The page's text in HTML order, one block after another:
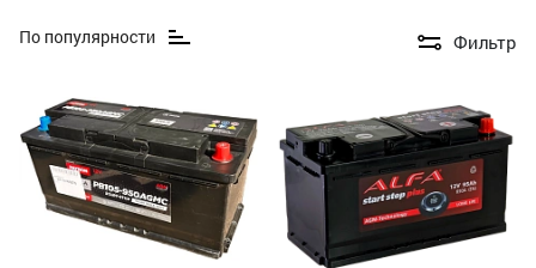
По популярности Фильтр